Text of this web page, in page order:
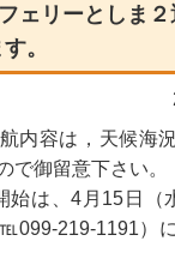
ェリーとしま
。
内容は，天候海
で御留意下さい。
始は、4月15日（
219-1191）